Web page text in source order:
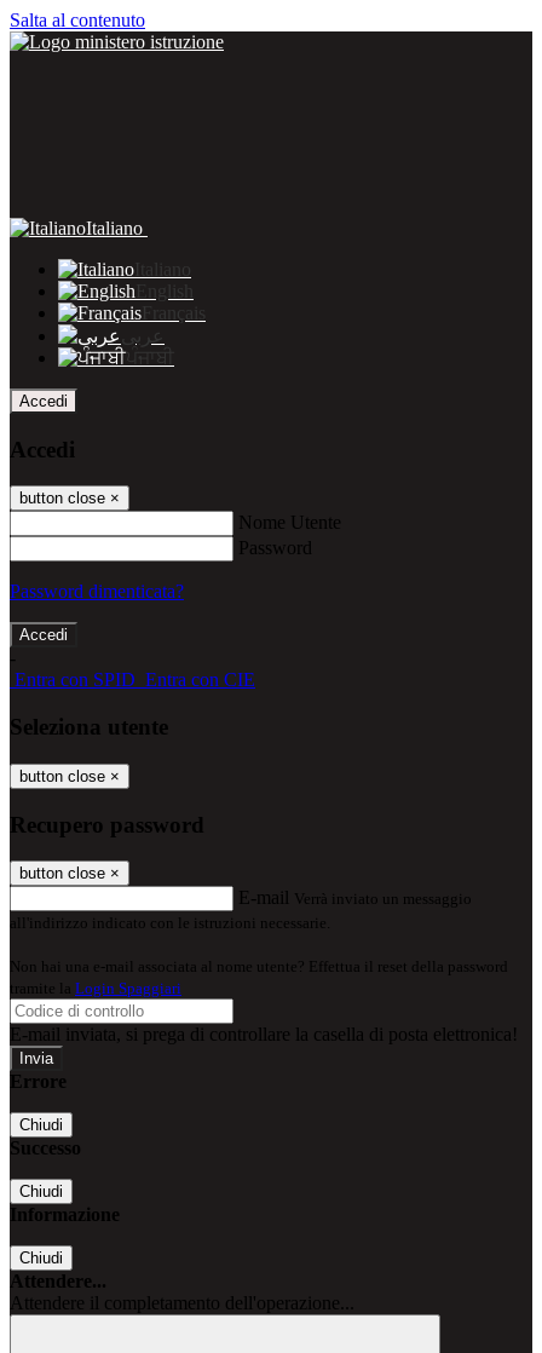
Salta al contenuto
Italiano
Italiano
English
Français
عربى
ਪੰਜਾਬੀ
Accedi
Accedi
button close ×
Nome Utente
Password
Password dimenticata?
-
Entra con SPID Entra con CIE
Seleziona utente
button close ×
Recupero password
button close ×
E-mail Verrà inviato un messaggio
all'indirizzo indicato con le istruzioni necessarie.
Non hai una e-mail associata al nome utente? Effettua il reset della password
tramite la Login Spaggiari
E-mail inviata, si prega di controllare la casella di posta elettronica!
Errore
Chiudi
Successo
Chiudi
Informazione
Chiudi
Attendere...
Attendere il completamento dell'operazione...